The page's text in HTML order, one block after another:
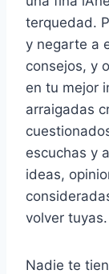
terquedad.
y negarte a
consejos, y
en tu mejor
arraigadas
escuchas y
ideas,
volver tuyas.
Nadie te